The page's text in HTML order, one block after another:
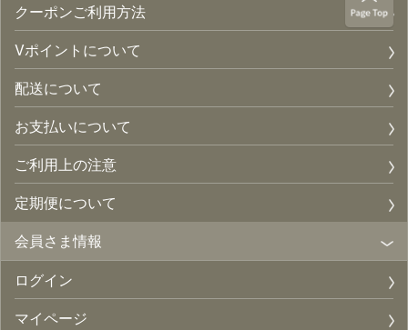
クーポンご利用方法
Vポイントについて
配送について
お支払いについて
ご利用上の注意
定期便について
会員さま情報
ログイン
マイページ